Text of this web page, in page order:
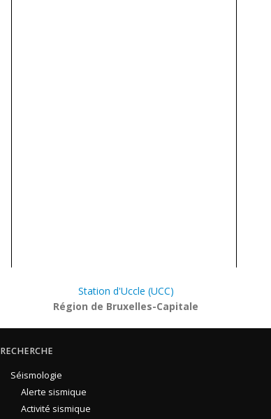
Station d'Uccle (UCC)
Région de Bruxelles-Capitale
RECHERCHE
Séismologie
Alerte sismique
Activité sismique